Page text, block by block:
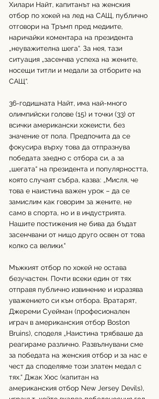
Хилари Найт, капитанът на женския
отбор по хокей на лед на САЩ, публично
отговори на Тръмп пред медиите,
наричайки коментара на президента
„неуважителна шега“. За нея, тази
ситуация „засенчва успеха на жените,
носещи титли и медали за отборите на
САЩ“.
36-годишната Найт, има най-много
олимпийски голове (15) и точки (33) от
всички американски хокеисти, без
значение от пола. Предпочита да се
фокусира върху това да отпразнува
победата заедно с отбора си, а за
„шегата“ на президента и популярността,
която случаят събра, казва: „Мисля, че
това е наистина важен урок – да се
замислим как говорим за жените, не
само в спорта, но и в индустрията.
Нашите постижения не бива да бъдат
засенчвани от нищо друго освен от това
колко са велики.“
Мъжкият отбор по хокей не остава
безучастен. Почти всеки един от тях
отправя публично извинение и изразява
уважението си към отбора. Вратарят,
Джереми Суейман (професионален
играч в американския отбор Boston
Bruins), споделя „Наистина трябваше да
реагираме различно. Развълнувани сме
за победата на женския отбор и за нас е
чест да споделяме този златен медал с
тях.“ Джак Хюс (капитан на
американския отбор New Jersey Devils),